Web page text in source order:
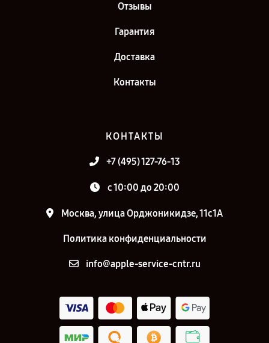
Отзывы
Гарантия
Доставка
Контакты
КОНТАКТЫ
+7 (495) 127-76-13
с 10:00 до 20:00
Москва, улица Орджоникидзе, 11с1А
Политика конфиденциальности
info@apple-service-cntr.ru